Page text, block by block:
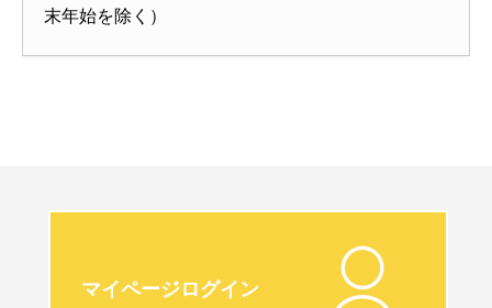
末年始を除く）
マイページログイン